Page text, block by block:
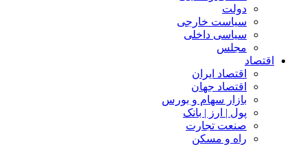
دولت
سیاست خارجی
سیاسی داخلی
مجلس
اقتصاد
اقتصاد ایران
اقتصاد جهان
بازار سهام و بورس
پول | ارز | بانک
صنعت تجارت
راه و مسکن